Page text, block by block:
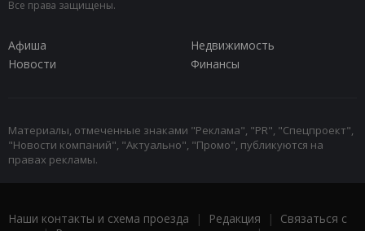
Все права защищены.
Афиша
Недвижимость
Новости
Финансы
Материалы, отмеченные знаками "Реклама", "PR", "Спецпроект",
"Новости компаний", "Актуально", "Промо", публикуются на
правах рекламы.
Наши контакты и схема проезда | Редакция | Связаться с